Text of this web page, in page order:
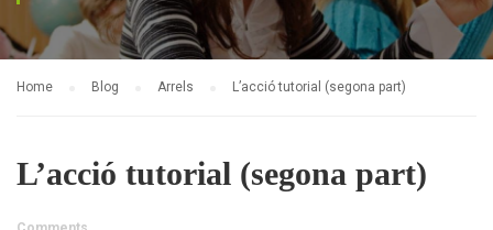
Home Blog Arrels L’acció tutorial (segona part)
L’acció tutorial (segona part)